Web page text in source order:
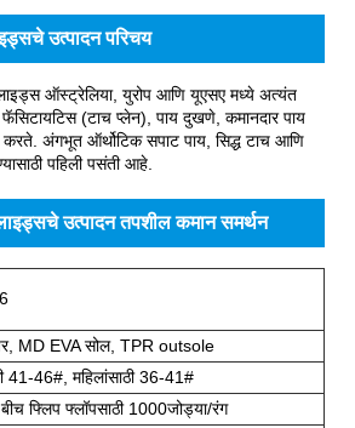
उत्पादन परिचय
ऑस्ट्रेलिया, युरोप आणि यूएसए मध्ये अत्यंत
(टाच प्लेन), पाय दुखणे, कमानदार पाय
करते. अंगभूत ऑर्थोटिक सपाट पाय, सिद्ध टाच आणि
पहिली पसंती आहे.
उत्पादन तपशील कमान समर्थन
MD EVA सोल, TPR outsole
41-46#, महिलांसाठी 36-41#
बीच फ्लिप फ्लॉपसाठी 1000जोड्या/रंग